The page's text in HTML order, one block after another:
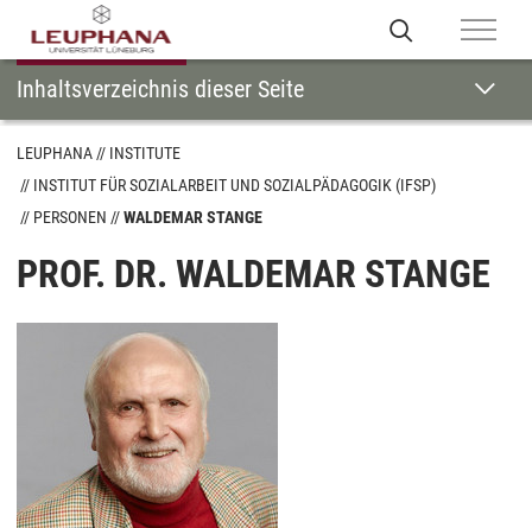
Inhaltsverzeichnis dieser Seite
LEUPHANA
INSTITUTE
INSTITUT FÜR SOZIALARBEIT UND SOZIALPÄDAGOGIK (IFSP)
PERSONEN
WALDEMAR STANGE
PROF. DR. WALDEMAR STANGE